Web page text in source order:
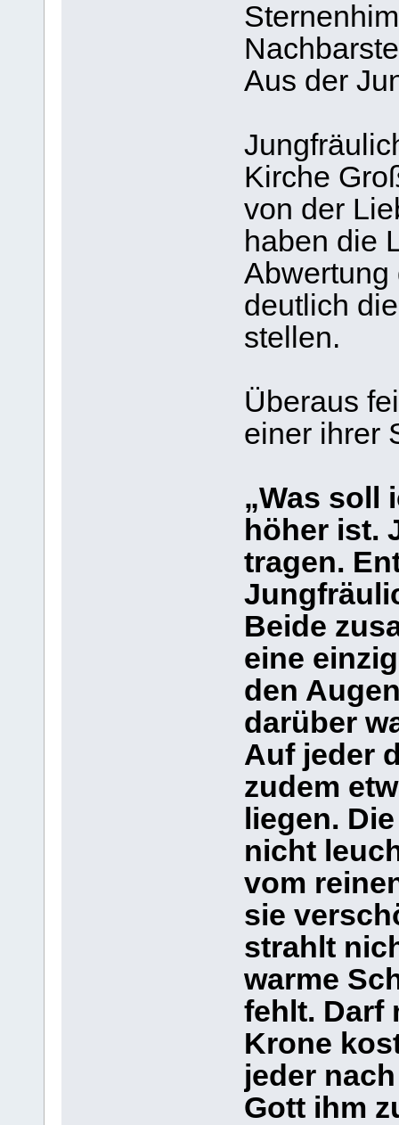
Aus der
Kirche
von der
haben die
Abwertung
deutlich
stellen.
Überaus
einer ihrer
„Was soll
höher ist.
tragen.
Beide
eine
den
darüber
Auf jeder
zudem
liegen.
nicht
vom
sie
strahlt
warme
fehlt. Darf
Krone
jeder
Gott ihm